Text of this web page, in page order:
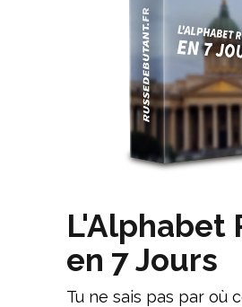
L'Alphabet
en 7 Jours
Tu ne sais pas par où